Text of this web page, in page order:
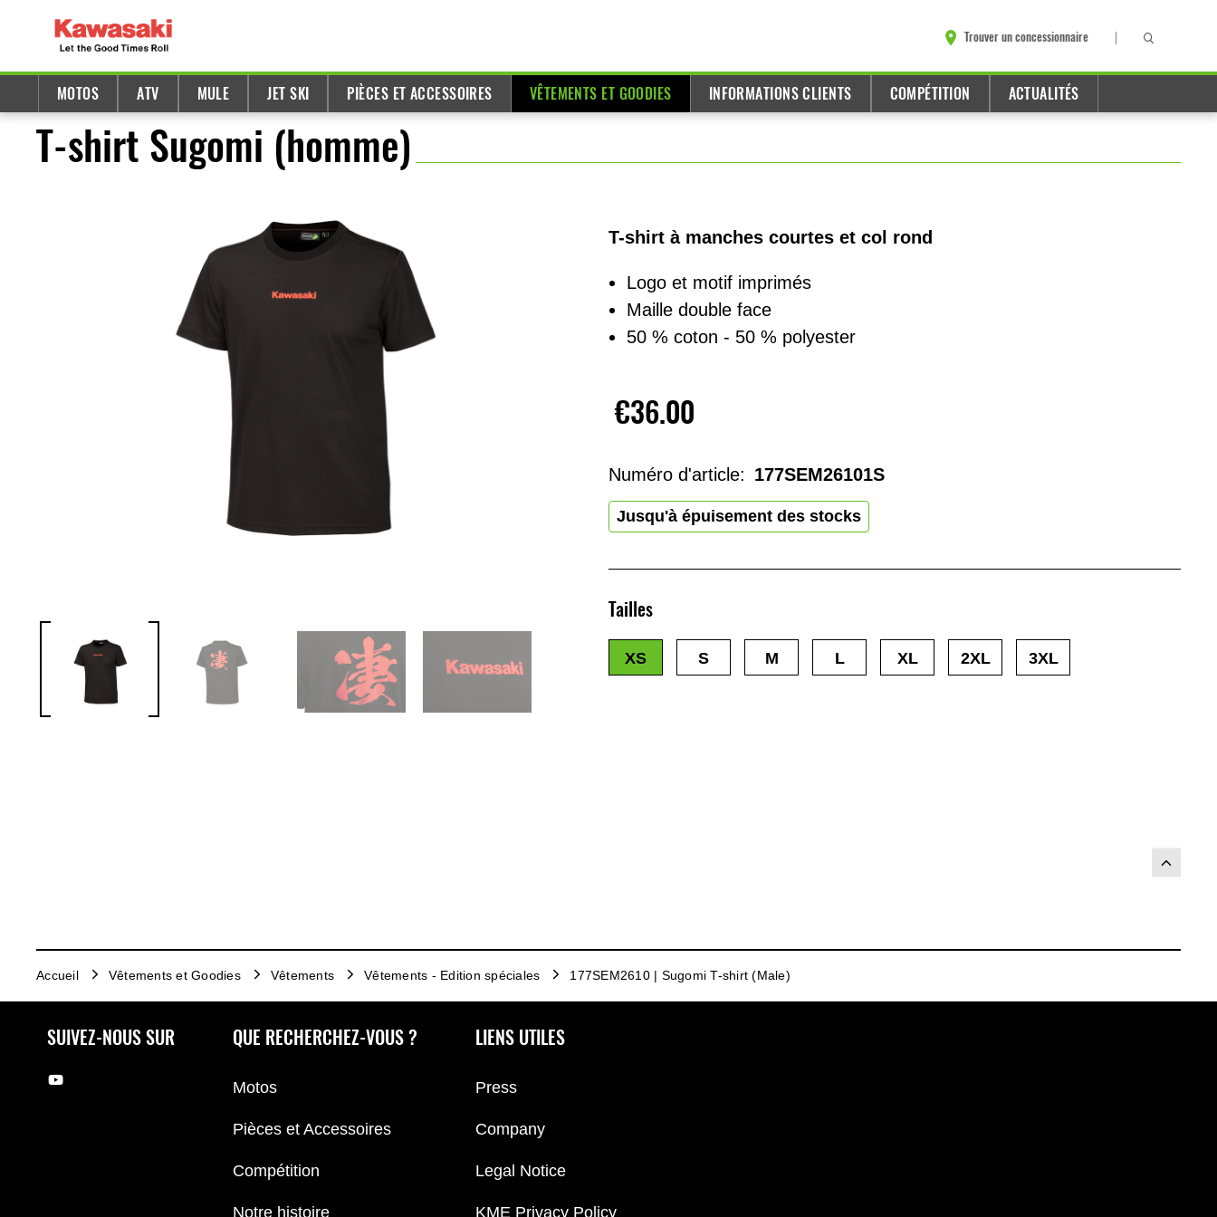
Trouver un concessionnaire
MOTOS ATV MULE JET SKI PIÈCES ET ACCESSOIRES VÊTEMENTS ET GOODIES INFORMATIONS CLIENTS COMPÉTITION ACTUALITÉS
T-shirt Sugomi (homme)
T-shirt à manches courtes et col rond
Logo et motif imprimés
Maille double face
50 % coton - 50 % polyester
€36.00
Jusqu'à épuisement des stocks
Tailles
XS S M L XL 2XL 3XL
Numéro d'article: 177SEM26101S
Accueil Vêtements et Goodies Vêtements Vêtements - Edition spéciales 177SEM2610 | Sugomi T-shirt (Male)
SUIVEZ-NOUS SUR QUE RECHERCHEZ-VOUS ?
Motos
Pièces et Accessoires
Compétition
Notre histoire
LIENS UTILES
Press
Company
Legal Notice
KME Privacy Policy